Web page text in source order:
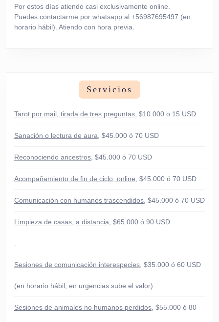
Por estos días atiendo casi exclusivamente online.
Puedes contactarme por whatsapp al +56987695497 (en
horario hábil). Atiendo con hora previa.
Servicios
Tarot por mail, tirada de tres preguntas , $10.000 o 15 USD
Sanación o lectura de aura , $45.000 ó 70 USD
Reconociendo ancestros , $45.000 ó 70 USD
Acompañamiento de fin de ciclo, online , $45.000 ó 70 USD
Comunicación con humanos trascendidos , $45.000 ó 70 USD
Limpieza de casas, a distancia , $65.000 ó 90 USD
Sesiones de comunicación interespecies , $35.000 ó 60 USD
(en horario hábil, en urgencias sube el valor)
Sesiones de animales no humanos perdidos , $55.000 ó 80